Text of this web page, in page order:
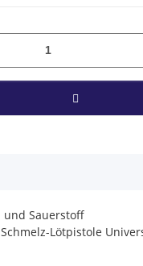
und Sauerstoff
Lötpistole